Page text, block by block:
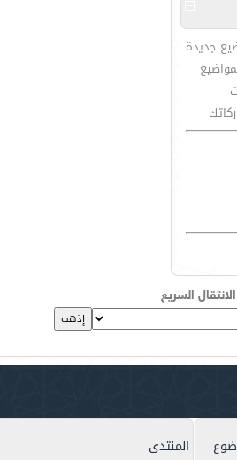
جديدة
الانتقال السريع
المنتدى